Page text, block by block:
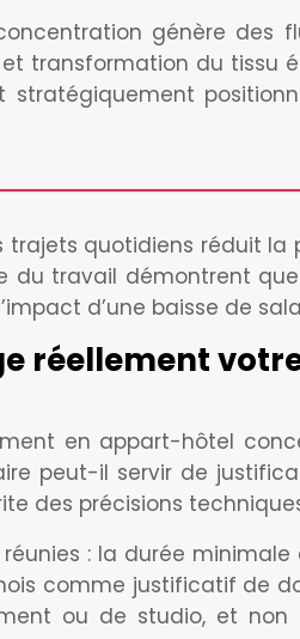
génère des
transformation du tissu
quotidiens réduit
du travail démontrent
d’une baisse de
réellement
en appart-hôtel
peut-il servir de
des précisions
: la durée
comme justificatif de
ou de studio, et non